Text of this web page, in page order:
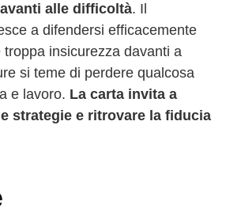
alle difficoltà. Il
a difendersi efficacemente
troppa insicurezza davanti a
si teme di perdere qualcosa
e lavoro. La carta invita a
strategie e ritrovare la fiducia